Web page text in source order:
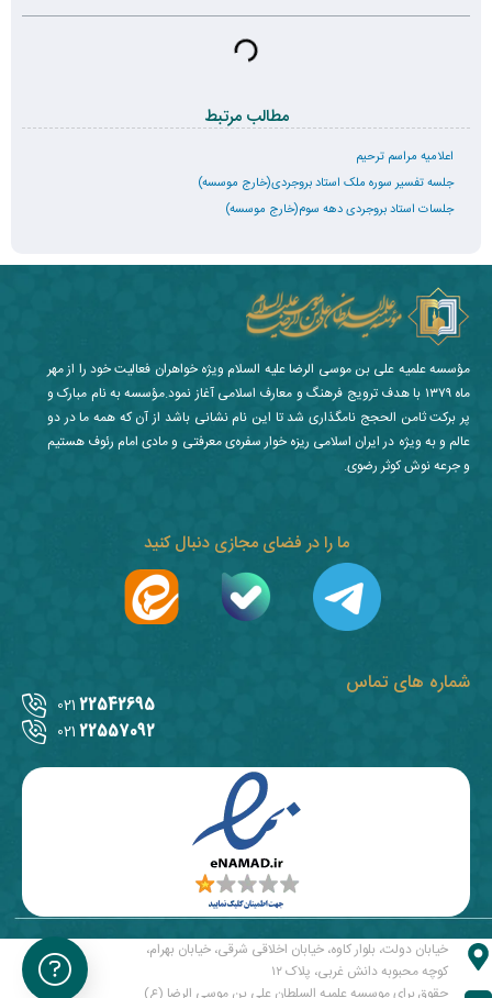
مطالب مرتبط
اعلامیه مراسم ترحیم
جلسه تفسیر سوره ملک استاد بروجردی(خارج موسسه)
جلسات استاد بروجردی دهه سوم(خارج موسسه)
شماره های تماس
22542695
021
22557092
021
ما را در فضای مجازی دنبال کنید
مؤسسه علمیه علی بن موسی الرضا علیه السلام ویژه خواهران فعالیت خود را از مهر
ماه ۱۳۷۹ با هدف ترویج فرهنگ و معارف اسلامی آغاز نمود.مؤسسه به نام مبارک و
پر برکت ثامن الحجج نامگذاری شد تا این نام نشانی باشد از آن که همه ما در دو
عالم و به ویژه در ایران اسلامی ریزه خوار سفره‌ی معرفتی و مادی امام رئوف هستیم
و جرعه نوش کوثر رضوی.
خیابان دولت، بلوار کاوه، خیابان اخلاقی شرقی، خیابان بهرام،
کوچه محبوبه دانش غربی، پلاک ۱۲
حقوق برای موسسه علمیه السلطان علی بن موسی الرضا (ع)